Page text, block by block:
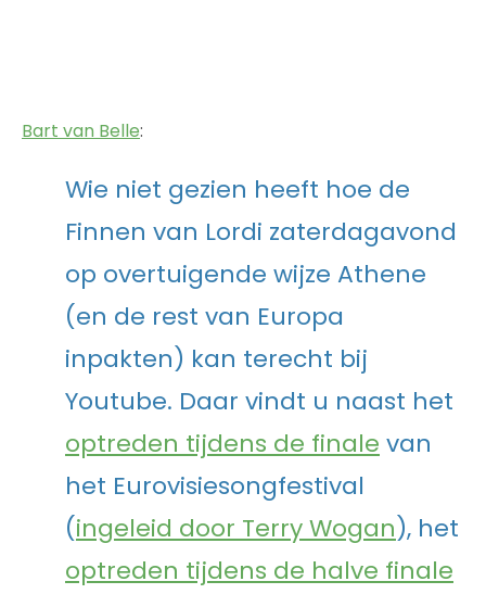
Bart van Belle:
Wie niet gezien heeft hoe de
Finnen van Lordi zaterdagavond
op overtuigende wijze Athene
(en de rest van Europa
inpakten) kan terecht bij
Youtube. Daar vindt u naast het
optreden tijdens de finale van
het Eurovisiesongfestival
(ingeleid door Terry Wogan), het
optreden tijdens de halve finale